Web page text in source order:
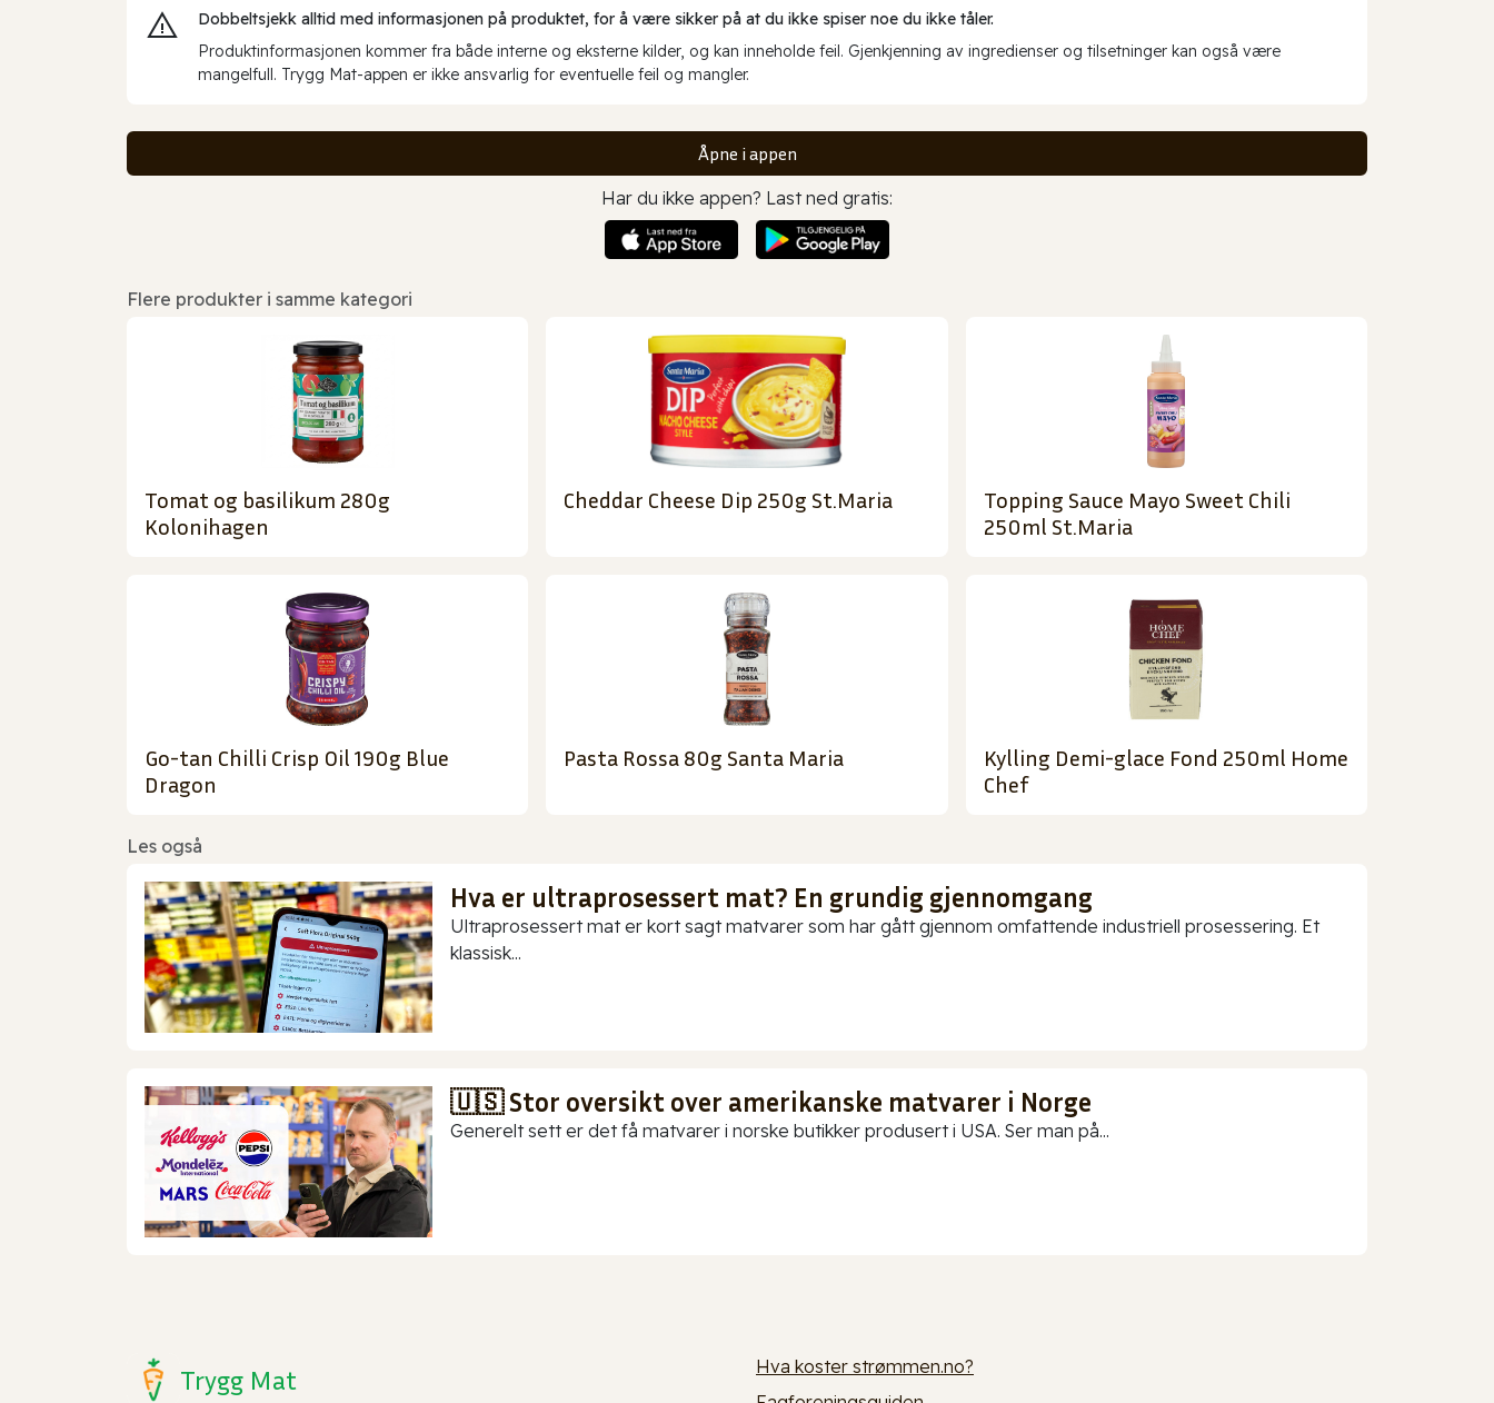
Dobbeltsjekk alltid med informasjonen på produktet, for å være sikker på at du ikke spiser noe du ikke tåler.
Produktinformasjonen kommer fra både interne og eksterne kilder, og kan inneholde feil. Gjenkjenning av ingredienser og tilsetninger kan også være
mangelfull. Trygg Mat-appen er ikke ansvarlig for eventuelle feil og mangler.
Åpne i appen
Har du ikke appen? Last ned gratis:
Flere produkter i samme kategori
Tomat og basilikum 280g
Kolonihagen
Cheddar Cheese Dip 250g St.Maria
Topping Sauce Mayo Sweet Chili
250ml St.Maria
Go-tan Chilli Crisp Oil 190g Blue
Dragon
Pasta Rossa 80g Santa Maria
Kylling Demi-glace Fond 250ml Home
Chef
Les også
Hva er ultraprosessert mat? En grundig gjennomgang
Ultraprosessert mat er kort sagt matvarer som har gått gjennom omfattende industriell prosessering. Et
klassisk...
🇺🇸 Stor oversikt over amerikanske matvarer i Norge
Generelt sett er det få matvarer i norske butikker produsert i USA. Ser man på...
Trygg Mat
Hva koster strømmen.no?